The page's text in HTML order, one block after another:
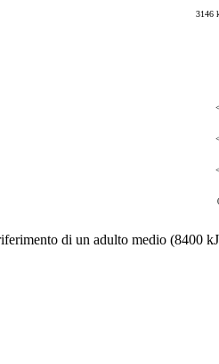
3146
di un adulto medio (8400